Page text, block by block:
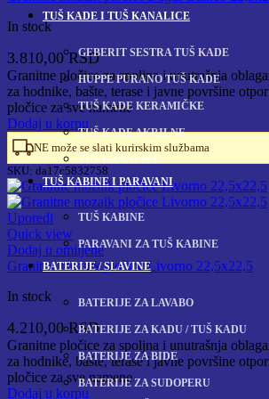
TUŠ KADE I TUŠ KANALICE
GEBERIT SESTRA TUŠ KADE
HUPPE PURANO TUŠ KADE
TUŠ KADE KERAMIČKE
TUŠ KADE AKRILNE
TUŠ KANALICE
TUŠ KABINE I PARAVANI
TUŠ KABINE
PARAVANI ZA TUŠ KABINE
BATERIJE / SLAVINE
BATERIJE ZA LAVABO
BATERIJE ZA KADU / TUŠ KADU
BATERIJE ZA BIDE
BATERIJE ZA SUDOPERU
In stock
3.810,00RSD
Granitne pločice za spoljna i unutrašnja
za hodnike, bašte, terase i javne površine
pločice za sve namene
Dodaj u korpu
NE može se slati kurirskim službama
SKU: da17c5832758
Uporedi
Quick view
Dodaj u omiljene
Granitne mozaik pločice Livorno 22,5x22,5
In stock
4.210,00RSD
Granitne pločice za spoljna i unutrašnja
za hodnike, bašte, terase i javne površine
pločice za sve namene
Dodaj u korpu